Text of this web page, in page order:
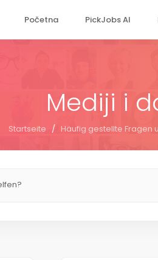
Početna PickJobs AI
Mediji i
Startseite / Häufig gestellte Fragen